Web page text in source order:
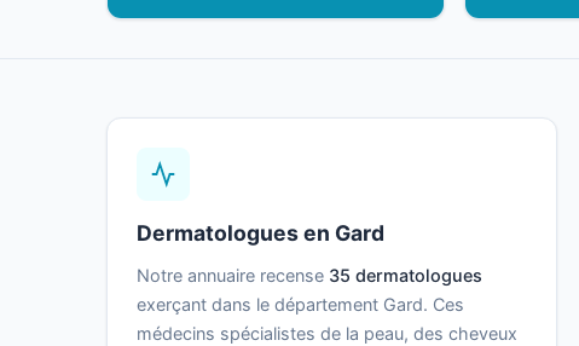
Dermatologues en Gard
Notre annuaire recense 35 dermatologues
exerçant dans le département Gard. Ces
médecins spécialistes de la peau, des cheveux